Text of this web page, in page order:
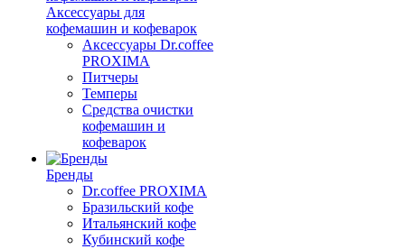
Аксессуары для
кофемашин и кофеварок
Аксессуары Dr.coffee
PROXIMA
Питчеры
Темперы
Средства очистки
кофемашин и
кофеварок
Бренды
Dr.coffee PROXIMA
Бразильский кофе
Итальянский кофе
Кубинский кофе